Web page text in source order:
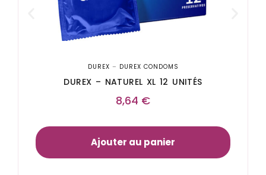
DUREX – DUREX CONDOMS
DUREX – NATUREL XL 12 UNITÉS
8,64 €
Ajouter au panier